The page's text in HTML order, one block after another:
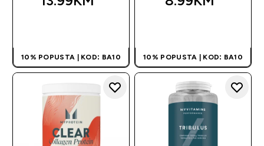
10% POPUSTA | KOD: BA10 10% POPUSTA | KOD: BA10